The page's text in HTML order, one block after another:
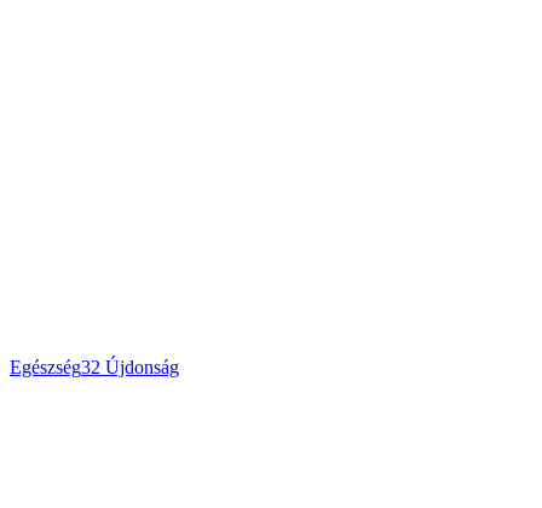
Egészség32 Újdonság